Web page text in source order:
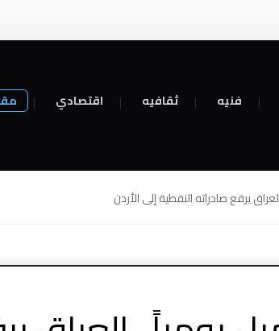
فنيه ثقافيه اقتصادي